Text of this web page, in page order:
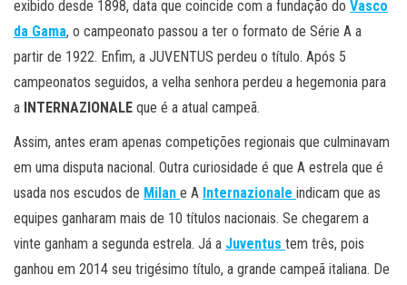
exibido desde 1898, data que coincide com a fundação do Vasco
da Gama, o campeonato passou a ter o formato de Série A a
partir de 1922. Enfim, a JUVENTUS perdeu o título. Após 5
campeonatos seguidos, a velha senhora perdeu a hegemonia para
a INTERNAZIONALE que é a atual campeã.
Assim, antes eram apenas competições regionais que culminavam
em uma disputa nacional. Outra curiosidade é que A estrela que é
usada nos escudos de Milan e A Internazionale indicam que as
equipes ganharam mais de 10 títulos nacionais. Se chegarem a
vinte ganham a segunda estrela. Já a Juventus tem três, pois
ganhou em 2014 seu trigésimo título, a grande campeã italiana. De